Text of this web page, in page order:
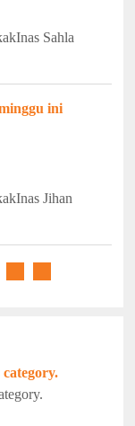
Sahla
ini
Jihan